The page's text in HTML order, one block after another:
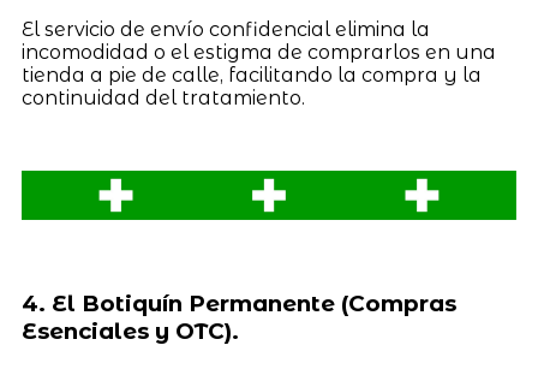
El servicio de envío confidencial elimina la
incomodidad o el estigma de comprarlos en una
tienda a pie de calle, facilitando la compra y la
continuidad del tratamiento.
4. El Botiquín Permanente (Compras
Esenciales y OTC).